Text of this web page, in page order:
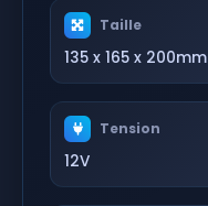
Taille
135 x 165 x 200mm
Tension
12V